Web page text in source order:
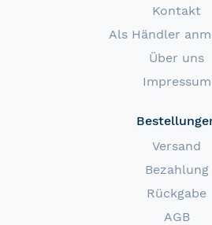
Kontakt
Als Händler
Über uns
Impressum
Versand
Bezahlung
Rückgabe
AGB